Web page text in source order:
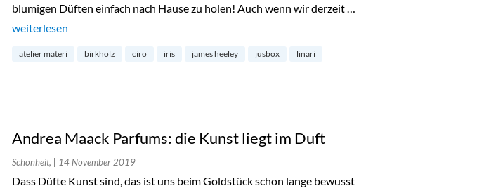
blumigen Düften einfach nach Hause zu holen! Auch wenn wir derzeit …
„Düfte mit Iris haben viele Facetten“
weiterlesen
atelier materi birkholz ciro iris james heeley jusbox linari
Andrea Maack Parfums: die Kunst liegt im Duft
Schönheit, | 14 November 2019
Dass Düfte Kunst sind, das ist uns beim Goldstück schon lange bewusst